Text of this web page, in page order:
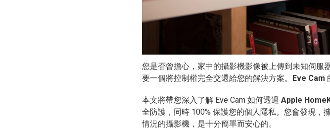
您是否曾擔心，家中的攝影機影像被上傳到未知伺服
要一個將控制權完全交還給您的解決方案。
Eve Cam
本文將帶您深入了解 Eve Cam 如何透過 Apple
全防護，同時 100% 保護您的個人隱私。您會發現，
情況的攝影機，是十分簡單而安心的。